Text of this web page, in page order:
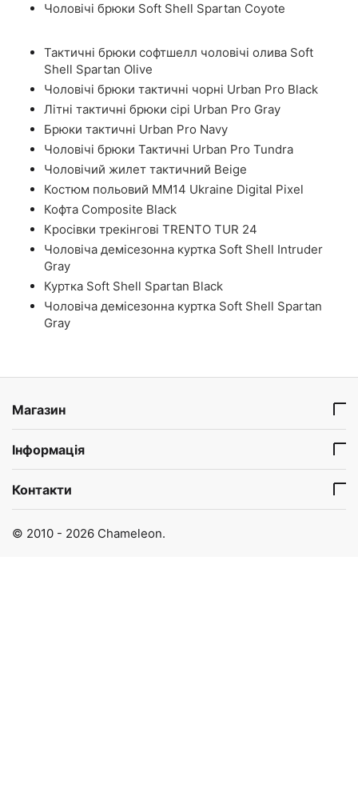
Чоловічі брюки Soft Shell Spartan Coyote
Тактичні брюки софтшелл чоловічі олива Soft
Shell Spartan Olive
Чоловічі брюки тактичні чорні Urban Pro Black
Літні тактичні брюки сірі Urban Pro Gray
Брюки тактичні Urban Pro Navy
Чоловічі брюки Тактичні Urban Pro Tundra
Чоловічий жилет тактичний Beige
Костюм польовий ММ14 Ukraine Digital Pixel
Кофта Composite Black
Кросівки трекінгові TRENTO TUR 24
Чоловіча демісезонна куртка Soft Shell Intruder
Gray
Куртка Soft Shell Spartan Black
Чоловіча демісезонна куртка Soft Shell Spartan
Gray
Магазин
Інформація
Контакти
© 2010 - 2026 Chameleon.